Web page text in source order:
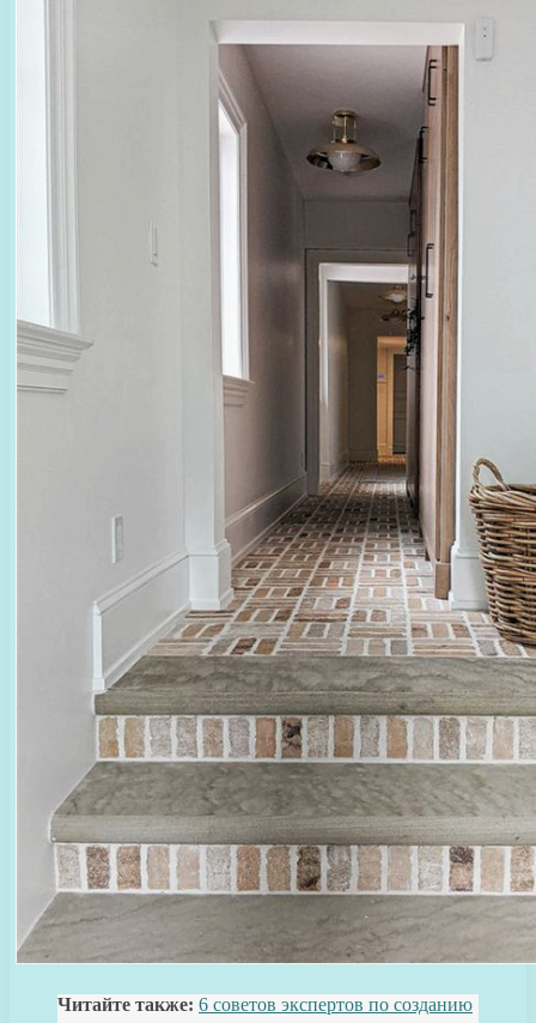
Читайте также: 6 советов экспертов по созданию